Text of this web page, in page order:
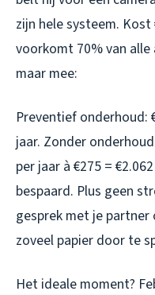
zijn hele systeem.
voorkomt 70% van
maar mee:
Preventief onderhoud:
jaar. Zonder
per jaar à €275 =
bespaard. Plus geen
gesprek met je
zoveel papier door te
Het ideale moment?